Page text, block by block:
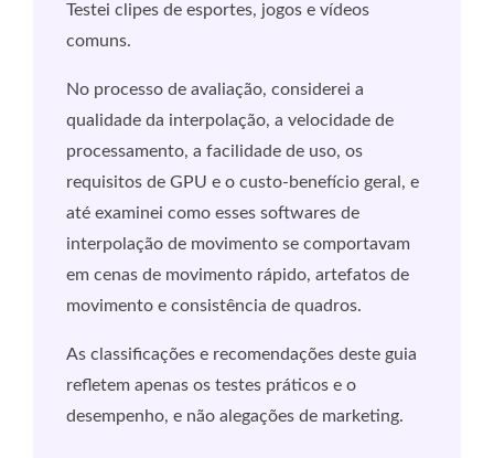
Testei clipes de esportes, jogos e vídeos
comuns.
No processo de avaliação, considerei a
qualidade da interpolação, a velocidade de
processamento, a facilidade de uso, os
requisitos de GPU e o custo-benefício geral, e
até examinei como esses softwares de
interpolação de movimento se comportavam
em cenas de movimento rápido, artefatos de
movimento e consistência de quadros.
As classificações e recomendações deste guia
refletem apenas os testes práticos e o
desempenho, e não alegações de marketing.